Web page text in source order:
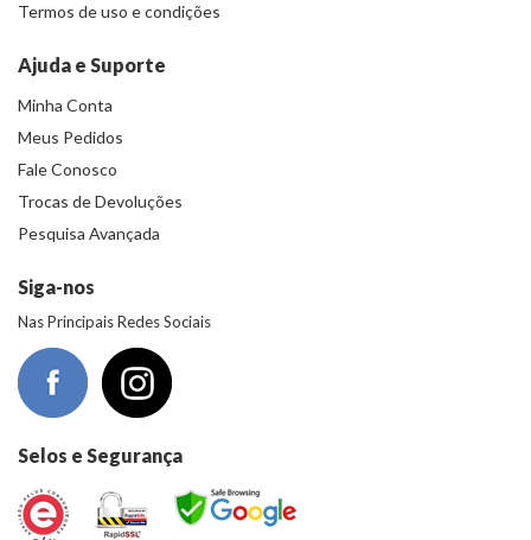
Termos de uso e condições
Ajuda e Suporte
Minha Conta
Meus Pedidos
Fale Conosco
Trocas de Devoluções
Pesquisa Avançada
Siga-nos
Nas Principais Redes Sociais
Selos e Segurança